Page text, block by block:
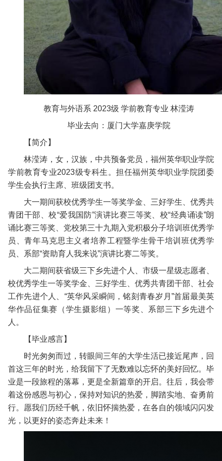
教育与外语系 2023级 学前教育专业 林滢涛
毕业去向：厦门大学嘉庚学院
【简介】
林滢涛，女，汉族，中共预备党员，福州英华职业学院
学前教育专业2023级专科生。担任福州英华职业学院团委
学生会执行主席、班级团支书。
大一期间获校优秀学生一等奖学金、三好学生、优秀共
青团干部、校“爱我国防”演讲比赛三等奖、校“经典诵读”朗
诵比赛三等奖、党校第三十九期入党积极分子培训班优秀学
员、青年马克思主义者培养工程暨学生骨干培训班优秀学
员、系部“资助育人我来说”演讲比赛二等奖。
大二期间获省级三下乡先进个人、市级一星级志愿者、
校优秀学生一等奖学金、三好学生、优秀共青团干部、社会
工作先进个人、“英华风采瞬间，铭刻青春岁月”首届最美英
华作品征集赛（学生摄影组）一等奖、系部三下乡先进个
人。
【毕业感言】
时光匆匆而过，转眼间三年的大学生活已接近尾声，回
首这三年的时光，给我留下了无数难以忘怀的美好回忆。毕
业是一段旅程的落幕，更是全新篇章的开启。往后，我会带
着这份感恩与初心，保持对知识的热爱，脚踏实地、奋勇前
行。愿我们历经千帆，依旧怀揣热爱，在各自的领域闪闪发
光，以更好的姿态奔赴未来！